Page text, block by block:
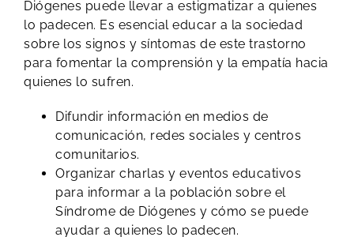
Diógenes puede llevar a estigmatizar a quienes
lo padecen. Es esencial educar a la sociedad
sobre los signos y síntomas de este trastorno
para fomentar la comprensión y la empatía hacia
quienes lo sufren.
Difundir información en medios de
comunicación, redes sociales y centros
comunitarios.
Organizar charlas y eventos educativos
para informar a la población sobre el
Síndrome de Diógenes y cómo se puede
ayudar a quienes lo padecen.